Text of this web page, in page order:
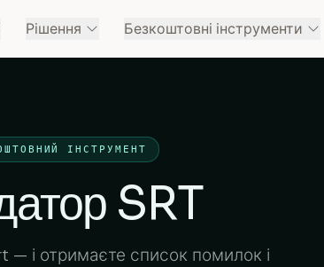
Рішення Безкоштовні інструменти
ІНСТРУМЕНТ
SRT
— і отримаєте список помилок і